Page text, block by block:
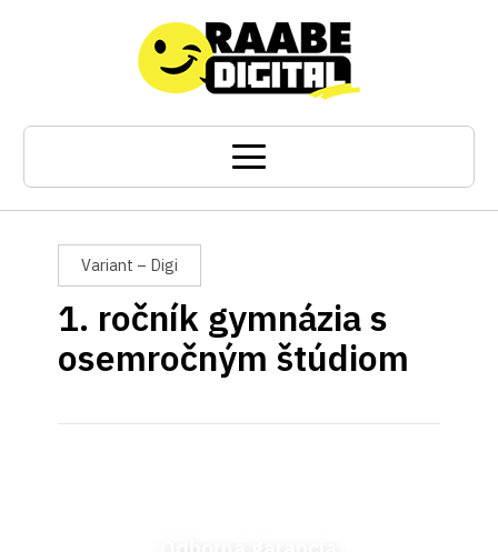
Variant – Digi
1. ročník gymnázia s
osemročným štúdiom